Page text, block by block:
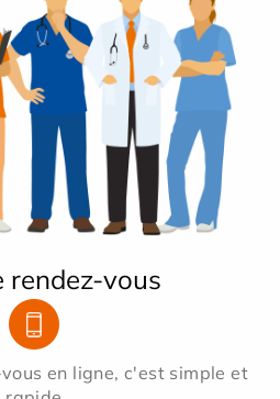
rendez-vous
en ligne, c'est simple et